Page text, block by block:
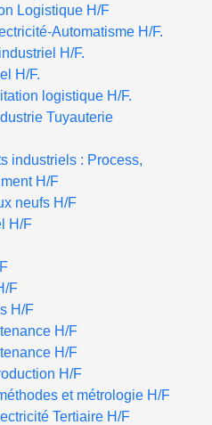
Logistique H/F
Automatisme H/F.
H/F.
H/F.
logistique H/F.
Tuyauterie
industriels : Process,
H/F
neufs H/F
H/F
F
H/F
H/F
H/F
H/F
et métrologie H/F
Tertiaire H/F